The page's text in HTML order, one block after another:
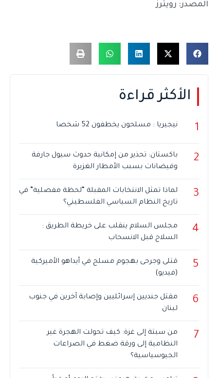
المصدر: رويترز
الأكثر قراءة
1 نيجيريا : مسلحون يخطفون 52 شخصا
2
باكستان: تحذير من إمكانية حدوث سيول جارفة
وفيضانات بسبب الأمطار الغزيرة
3
لماذا تمثل الانتخابات المقبلة “لحظة مفصلية” في
تاريخ النظام السياسي الفلسطيني؟
4
مجلس السلام ينقلب على خريطة الطريق :
السلاح قبل الانسحاب
5
قتلى وجرحى بهجوم مسلح في أيداهو الأميركية
(فيديو)
6
مقتل جنديين إسرائليين وإصابة آخرين في جنوب
لبنان
7
من سبتة إلى غزة: كيف تحولت الهجرة غير
النظامية إلى ورقة ضغط في الصراعات
الجيوسياسية؟